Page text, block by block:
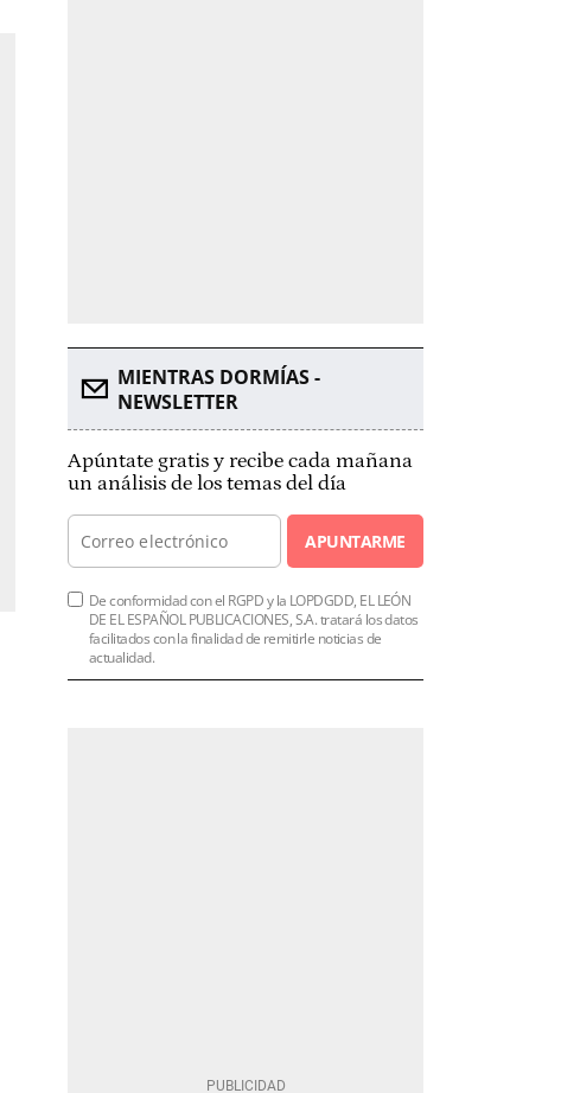
MIENTRAS DORMÍAS -
NEWSLETTER
Apúntate gratis y recibe cada mañana
un análisis de los temas del día
APUNTARME
De conformidad con el RGPD y la LOPDGDD, EL LEÓN
DE EL ESPAÑOL PUBLICACIONES, S.A. tratará los datos
facilitados con la finalidad de remitirle noticias de
actualidad.